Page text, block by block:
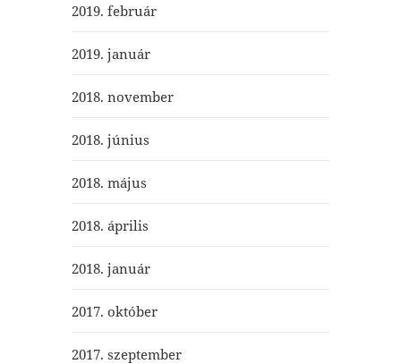
2019. február
2019. január
2018. november
2018. június
2018. május
2018. április
2018. január
2017. október
2017. szeptember